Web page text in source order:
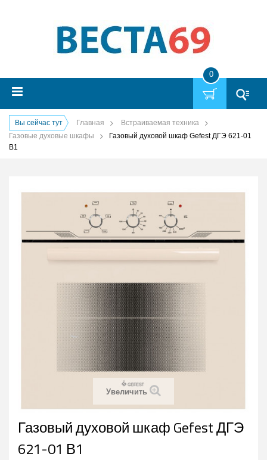
0
Вы сейчас тут Главная
Встраиваемая техника
Газовые духовые шкафы
Газовый духовой шкаф Gefest ДГЭ 621-01
В1
Увеличить
Газовый духовой шкаф Gefest ДГЭ
621-01 В1